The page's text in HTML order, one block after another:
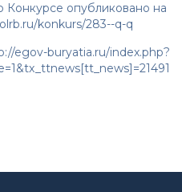
опубликовано на
konkurs/283--q-q
egov-buryatia.ru/index.php?